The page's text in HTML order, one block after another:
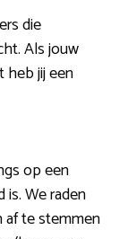
die
Als jouw
heb jij een
op een
We raden
af te stemmen